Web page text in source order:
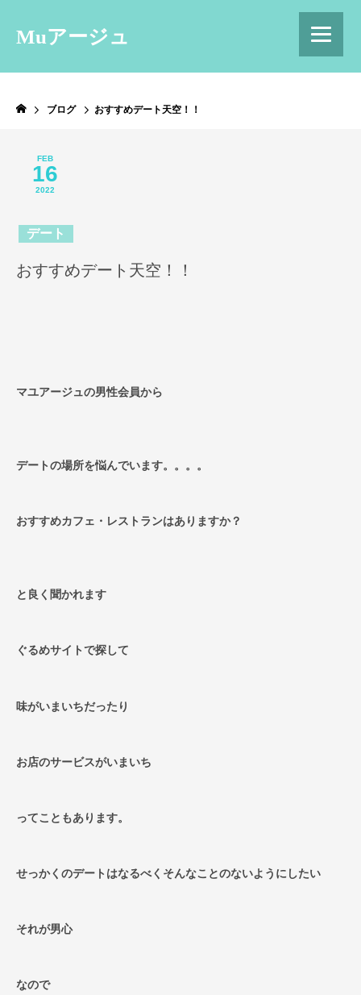
Muアージュ
ブログ おすすめデート天空！！
FEB
16
2022
デート
おすすめデート天空！！
マユアージュの男性会員から
デートの場所を悩んでいます。。。。
おすすめカフェ・レストランはありますか？
と良く聞かれます
ぐるめサイトで探して
味がいまいちだったり
お店のサービスがいまいち
ってこともあります。
せっかくのデートはなるべくそんなことのないようにしたい
それが男心
なので